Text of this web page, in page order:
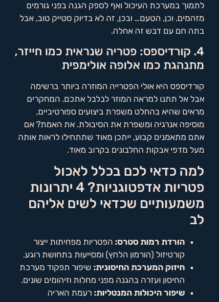
לתמוך במערכת העיכול ואף לספק הגנה בפני גורמים
מזהמים. וכן, הטעם… ובכן, זה לא בדיוק סטייק טוב, אבל
בתה חם עם דבש זה אחלה.
4. קורדיספס: פטריה שנראית כמו חייזר,
מתנהגת כמו אלופה אולימפית
קורדיספס היא אולי הפטרייה המוזרה ביותר ברשימה
אבל אל תתנו למראה המוזר לבלבל אתכם. המחקרים
מראים שהיא בהחלט משפרת ביצועים ספורטיביים,
מוסיפה אנרגיה ומשפרת את הסיבולת. את האמת? אם
אתם מתאמנים קבוע, ייתכן מאוד שתתחילו לראות אותה
מעל מדפי אבקות החלבונים בקרוב מאוד.
למה כדאי לכם בכלל לאכול
פטריות אדפטוגניות? 4 יתרונות
משמעותיים שכדאי לשים אליהם
לב
הורדת רמות סטרס: הפטריות מפחיתות ייצור
קורטיזול (הורמון הלחץ) ומסייעות בתחושת רוגע.
חיזוק המערכת החיסונית: שיפור תפקוד מערכת
החיסון ועזרה בהגנה מפני מחלות וזיהומים שונים.
שיפור היכולות המנטליות: רעמת האריה